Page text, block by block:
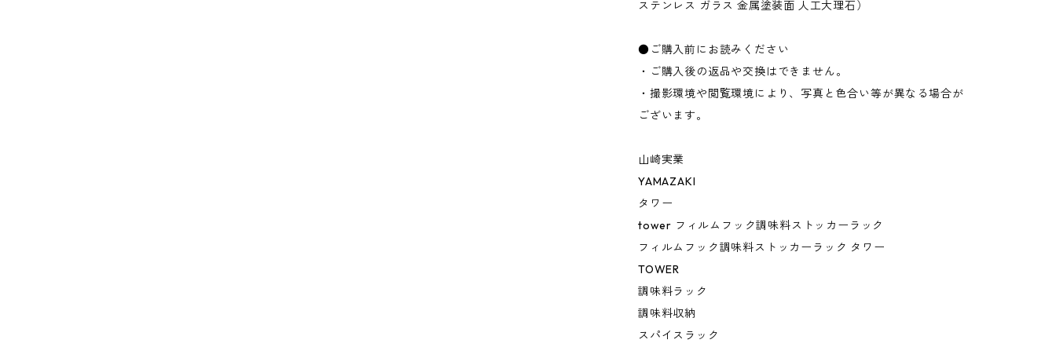
ステンレス ガラス 金属塗装面 人工大理石）
●ご購入前にお読みください
・ご購入後の返品や交換はできません。
・撮影環境や閲覧環境により、写真と色合い等が異なる場合が
ございます。
山崎実業
YAMAZAKI
タワー
tower フィルムフック調味料ストッカーラック
フィルムフック調味料ストッカーラック タワー
TOWER
調味料ラック
調味料収納
スパイスラック